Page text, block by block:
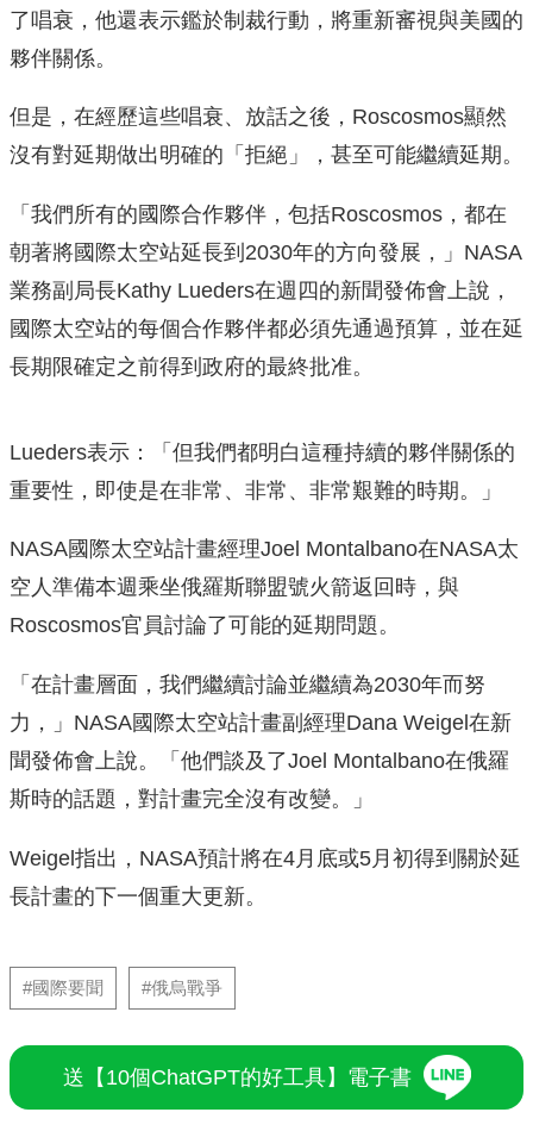
了唱衰，他還表示鑑於制裁行動，將重新審視與美國的
夥伴關係。
但是，在經歷這些唱衰、放話之後，Roscosmos顯然
沒有對延期做出明確的「拒絕」，甚至可能繼續延期。
「我們所有的國際合作夥伴，包括Roscosmos，都在
朝著將國際太空站延長到2030年的方向發展，」NASA
業務副局長Kathy Lueders在週四的新聞發佈會上說，
國際太空站的每個合作夥伴都必須先通過預算，並在延
長期限確定之前得到政府的最終批准。
Lueders表示：「但我們都明白這種持續的夥伴關係的
重要性，即使是在非常、非常、非常艱難的時期。」
NASA國際太空站計畫經理Joel Montalbano在NASA太
空人準備本週乘坐俄羅斯聯盟號火箭返回時，與
Roscosmos官員討論了可能的延期問題。
「在計畫層面，我們繼續討論並繼續為2030年而努
力，」NASA國際太空站計畫副經理Dana Weigel在新
聞發佈會上說。「他們談及了Joel Montalbano在俄羅
斯時的話題，對計畫完全沒有改變。」
Weigel指出，NASA預計將在4月底或5月初得到關於延
長計畫的下一個重大更新。
#國際要聞 #俄烏戰爭
送【10個ChatGPT的好工具】電子書